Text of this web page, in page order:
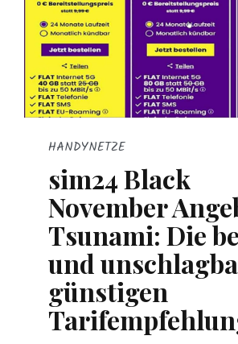
HANDYNETZE
sim24 Black
November
Tsunami: Die
und
günstigen